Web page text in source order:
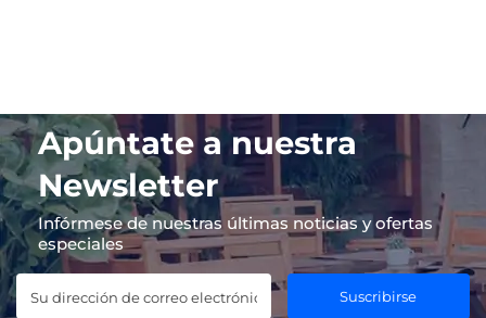
Apúntate a nuestra
Newsletter
Infórmese de nuestras últimas noticias y ofertas
especiales
Suscribirse